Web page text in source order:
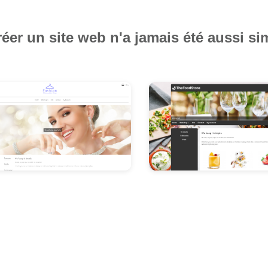
un site web n'a jamais été aussi